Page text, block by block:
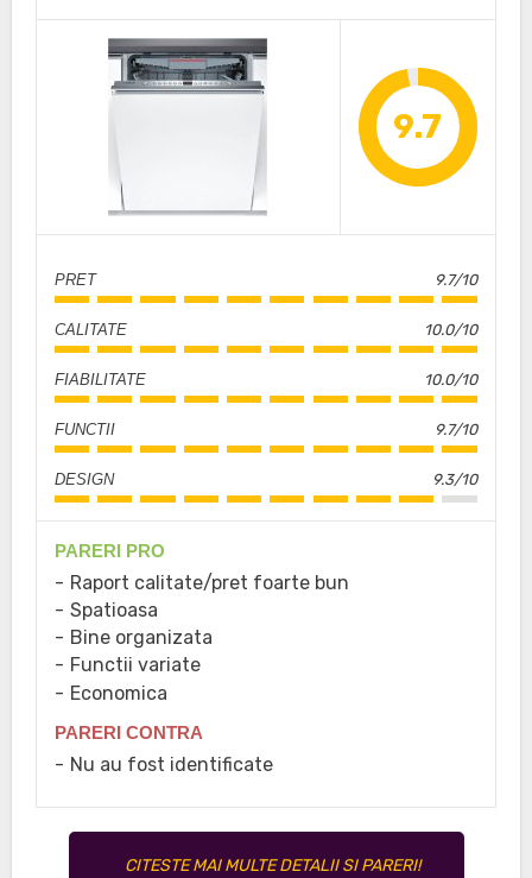
9.7
PRET 9.7/10
CALITATE 10.0/10
FIABILITATE 10.0/10
FUNCTII 9.7/10
DESIGN 9.3/10
PARERI PRO
Raport calitate/pret foarte bun
Spatioasa
Bine organizata
Functii variate
Economica
PARERI CONTRA
Nu au fost identificate
CITESTE MAI MULTE DETALII SI PARERI!